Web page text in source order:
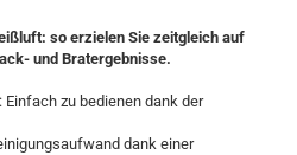
so erzielen Sie zeitgleich auf
und Bratergebnisse.
Einfach zu bedienen dank der
dank einer